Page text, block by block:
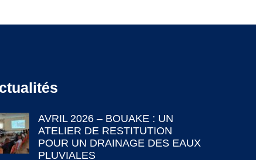
AVRIL 2026 – BOUAKE : UN
ATELIER DE RESTITUTION
POUR UN DRAINAGE DES EAUX
PLUVIALES